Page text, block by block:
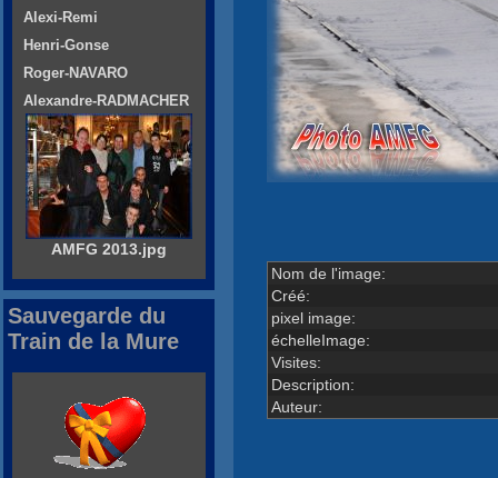
Nom de l'image:
Créé:
pixel image:
échelleImage:
Visites:
Description:
Auteur:
Alexi-Remi
Henri-Gonse
Roger-NAVARO
Alexandre-RADMACHER
AMFG 2013.jpg
Sauvegarde du
Train de la Mure